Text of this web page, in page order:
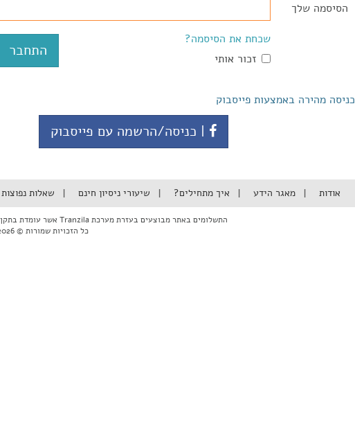
הסיסמה שלך
שכחת את הסיסמה?
זכור אותי
כניסה מהירה באמצעות פייסבוק
| כניסה/הרשמה עם פייסבוק
אודות מאגר הידע איך מתחילים? שיעורי ניסיון חינם שאלות נפוצות
התשלומים באתר מבוצעים בעזרת מערכת Tranzila אשר עומדת בתקן האבטחה המחמיר ביותר PCI DSS Level-1
כל הזכויות שמורות © 2026